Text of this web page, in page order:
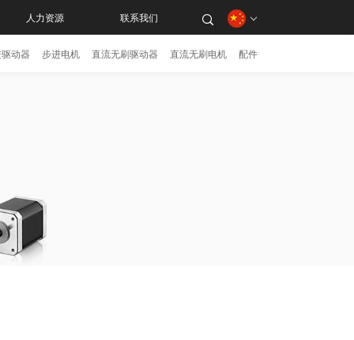
人力资源 联系我们
动器 步进电机 直流无刷驱动器 直流无刷电机 配件